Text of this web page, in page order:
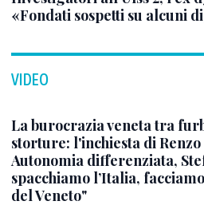
«Fondati sospetti su alcuni
VIDEO
La burocrazia veneta tra
storture: l'inchiesta di
Autonomia differenziata,
spacchiamo l’Italia,
del Veneto"